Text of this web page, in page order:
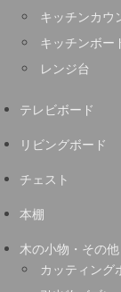
キッチンカウ
キッチンボー
レンジ台
テレビボード
リビングボード
チェスト
本棚
木の小物・その他
カッティング